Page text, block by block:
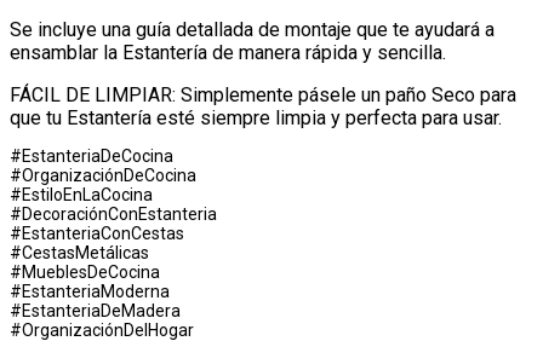
Se incluye una guía detallada de montaje que te ayudará a
ensamblar la Estantería de manera rápida y sencilla.
FÁCIL DE LIMPIAR: Simplemente pásele un paño Seco para
que tu Estantería esté siempre limpia y perfecta para usar.
#EstanteriaDeCocina
#OrganizaciónDeCocina
#EstiloEnLaCocina
#DecoraciónConEstanteria
#EstanteriaConCestas
#CestasMetálicas
#MueblesDeCocina
#EstanteriaModerna
#EstanteriaDeMadera
#OrganizaciónDelHogar